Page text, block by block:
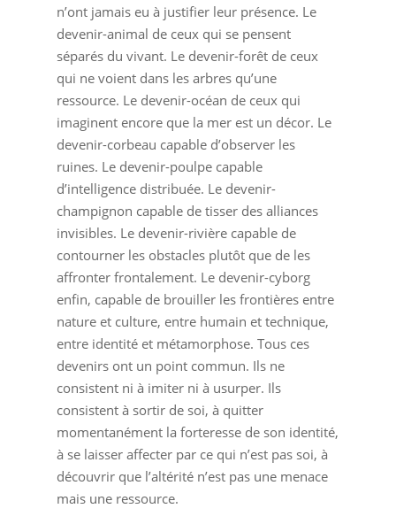
n’ont jamais eu à justifier leur présence. Le
devenir-animal de ceux qui se pensent
séparés du vivant. Le devenir-forêt de ceux
qui ne voient dans les arbres qu’une
ressource. Le devenir-océan de ceux qui
imaginent encore que la mer est un décor. Le
devenir-corbeau capable d’observer les
ruines. Le devenir-poulpe capable
d’intelligence distribuée. Le devenir-
champignon capable de tisser des alliances
invisibles. Le devenir-rivière capable de
contourner les obstacles plutôt que de les
affronter frontalement. Le devenir-cyborg
enfin, capable de brouiller les frontières entre
nature et culture, entre humain et technique,
entre identité et métamorphose. Tous ces
devenirs ont un point commun. Ils ne
consistent ni à imiter ni à usurper. Ils
consistent à sortir de soi, à quitter
momentanément la forteresse de son identité,
à se laisser affecter par ce qui n’est pas soi, à
découvrir que l’altérité n’est pas une menace
mais une ressource.